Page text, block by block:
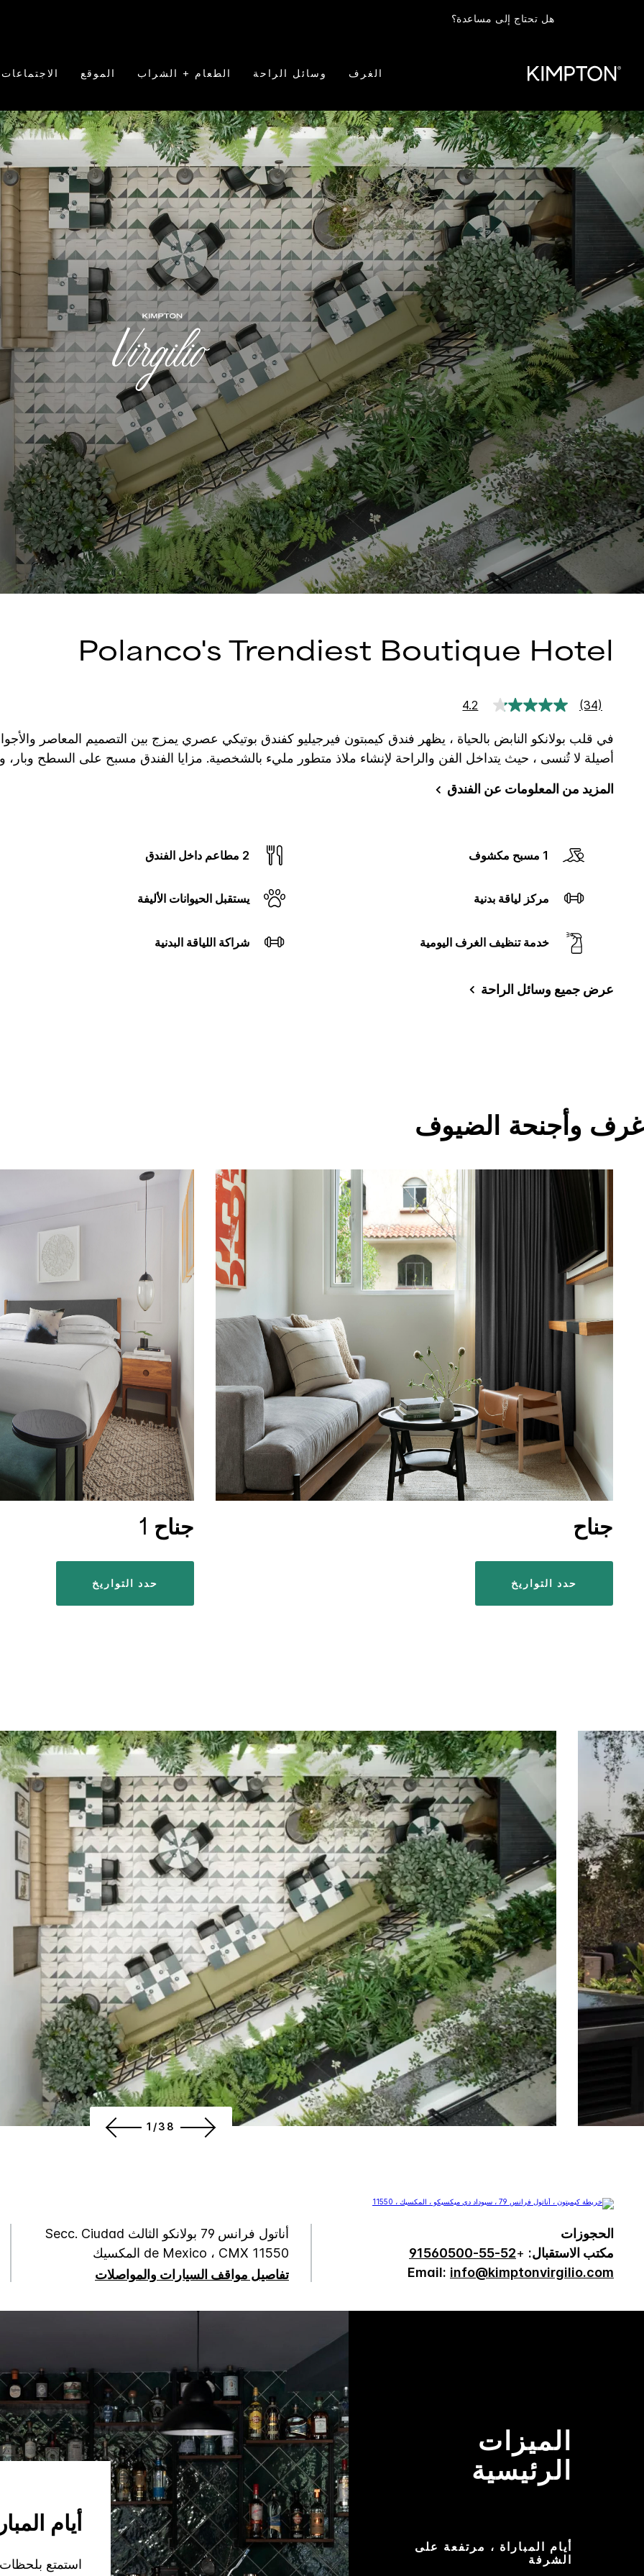
هل تحتاج إلى مساعدة؟
الغرف وسائل الراحة الطعام + الشراب الموقع الاجتماعات
Polanco's Trendiest Boutique Hotel
4.2
قراءة
مراجعة.
رابط
نفس
(34)
في قلب بولانكو النابض بالحياة ، يظهر فندق كيمبتون فيرجيليو كفندق بوتيكي عصري يمزج بين التصميم المعاصر
أصيلة لا تُنسى ، حيث يتداخل الفن والراحة لإنشاء ملاذ متطور مليء بالشخصية. مزايا الفندق مسبح على السطح وبار،
المزيد من المعلومات عن الفندق
1 مسبح مكشوف 2 مطاعم داخل الفندق
مركز لياقة بدنية يستقبل الحيوانات الأليفة
خدمة تنظيف الغرف اليومية شراكة اللياقة البدنية
عرض جميع وسائل الراحة
غرف وأجنحة الضيوف
جناح
حدد التواريخ
جناح 1
حدد التواريخ
1/38
الحجوزات
مكتب الاستقبال: +
52-55-91560500
Email: info@kimptonvirgilio.com
أناتول فرانس 79 بولانكو الثالث Secc. Ciudad
de Mexico ، CMX 11550 المكسيك
تفاصيل مواقف السيارات والمواصلات
الميزات
الرئيسية
أيام المباراة ، مرتفعة على
الشرفة
أيام
استمتع